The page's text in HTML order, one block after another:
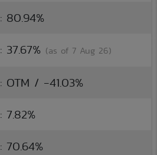
: 80.94%
: 37.67% (as of 7 Aug 26)
: OTM / -41.03%
: 7.82%
: 70.64%